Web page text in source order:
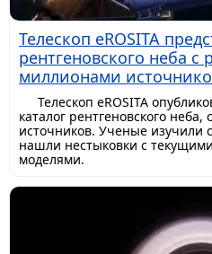
Телескоп eROSITA
рентгеновского неба
миллионами
Телескоп eROSITA
каталог рентгеновского
источников. Ученые изучили
нашли нестыковки с
моделями.